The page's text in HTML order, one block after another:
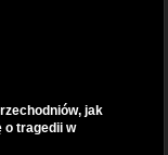
jak
o tragedii w